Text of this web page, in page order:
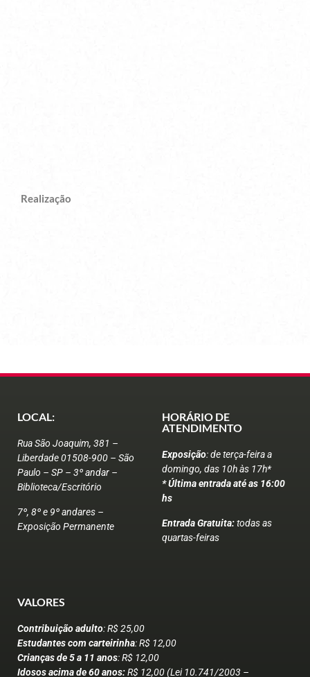
Realização
LOCAL:
Rua São Joaquim, 381 –
Liberdade 01508-900 – São
Paulo – SP – 3º andar –
Biblioteca/Escritório
7º, 8º e 9º andares –
Exposição Permanente
HORÁRIO DE
ATENDIMENTO
Exposição: de terça-feira a
domingo, das 10h às 17h*
* Última entrada até as 16:00
hs
Entrada Gratuita:todas as
quartas-feiras
VALORES
Contribuição adulto: R$ 25,00
Estudantes com carteirinha: R$ 12,00
Crianças de 5 a 11 anos: R$ 12,00
Idosos acima de 60 anos:R$ 12,00 (Lei 10.741/2003 –